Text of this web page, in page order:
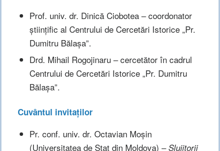
Prof. univ. dr. Dinică Ciobotea – coordonator
științific al Centrului de Cercetări Istorice „Pr.
Dumitru Bălașa”.
Drd. Mihail Rogojinaru – cercetător în cadrul
Centrului de Cercetări Istorice „Pr. Dumitru
Bălașa”.
Cuvântul invitaților
Pr. conf. univ. dr. Octavian Moșin
(Universitatea de Stat din Moldova) –Slujitorii